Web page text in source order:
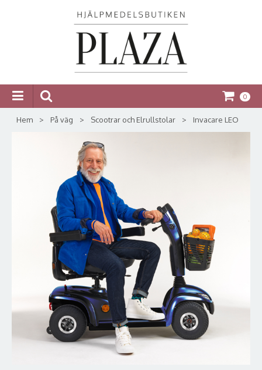
0
Hem > På väg > Scootrar och Elrullstolar > Invacare LEO